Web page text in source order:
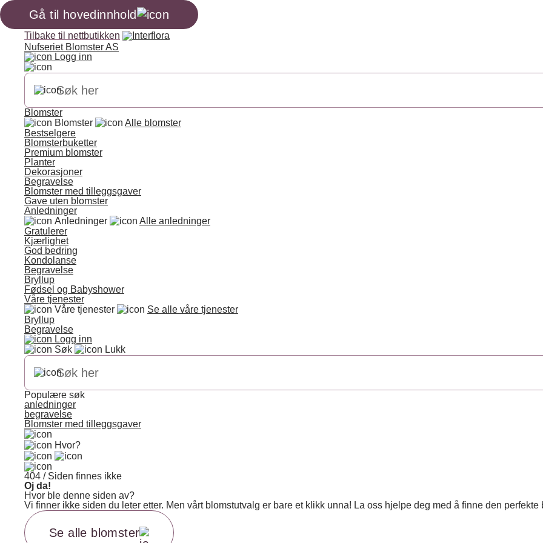
Gå til hovedinnhold
Tilbake til nettbutikken
Nufseriet Blomster AS
Logg inn
Blomster
Blomster
Alle blomster
Bestselgere
Blomsterbuketter
Premium blomster
Planter
Dekorasjoner
Begravelse
Blomster med tilleggsgaver
Gave uten blomster
Anledninger
Anledninger
Alle anledninger
Gratulerer
Kjærlighet
God bedring
Kondolanse
Begravelse
Bryllup
Fødsel og Babyshower
Våre tjenester
Våre tjenester
Se alle våre tjenester
Bryllup
Begravelse
Logg inn
Søk
Lukk
Populære søk
anledninger
begravelse
Blomster med tilleggsgaver
Hvor?
404 / Siden finnes ikke
Oj da!
Hvor ble denne siden av?
Vi finner ikke siden du leter etter. Men vårt blomstutvalg er bare et klikk unna! La oss hjelpe deg med å finne den perfekte
Se alle blomster